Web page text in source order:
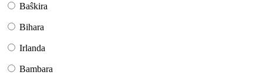
Baŝkira
Bihara
Irlanda
Bambara